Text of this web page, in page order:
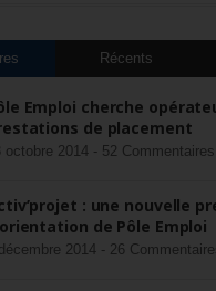
Récents
Emploi cherche
de placement
octobre 2014 - 52 Commentaires
: une nouvelle
de Pôle Emploi
2014 - 26